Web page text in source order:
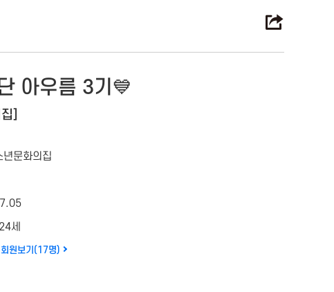
아우름 3기💙
]
년문화의집
세
회원보기(17명)